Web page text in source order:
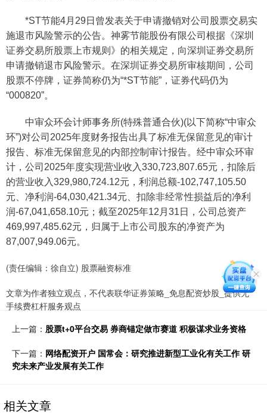
*ST节能4月29日曾发表关于申请撤销对公司股票交易实
施退市风险警示的公告。神雾节能股份有限公司根据《深圳
证券交易所股票上市规则》的相关规定，向深圳证券交易所
申请撤销退市风险警示。在深圳证券交易所审核期间，公司
股票不停牌，证券简称仍为“*ST节能”，证券代码仍为
“000820”。
中审众环会计师事务所(特殊普通合伙)(以下简称“中审众
环”)对公司2025年度财务报告出具了标准无保留意见的审计
报告、标准无保留意见的内部控制审计报告。经中审众环审
计，公司2025年度实现营业收入330,723,807.65元，扣除后
的营业收入329,980,724.12元，利润总额-102,747,105.50
元、净利润-64,030,421.34元、扣除非经常性损益后的净利
润-67,041,658.10元；截至2025年12月31日，公司总资产
469,997,485.62元，归属于上市公司股东的净资产为
87,007,949.06元。
(责任编辑：徐自立) 股票融资标准
文章为作者独立观点，不代表联华证券策略_免息配资炒股_提供无
手续费杠杆服务观点
上一篇： 股票t+0平台交易 券商锚定做市赛道 积极谋求业务资格
下一篇： 网络配资开户 国常会：研究推进新型工业化有关工作 研
究未来产业发展有关工作
相关文章